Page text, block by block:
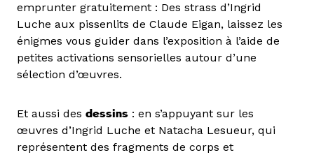
emprunter gratuitement : Des strass d’Ingrid
Luche aux pissenlits de Claude Eigan, laissez les
énigmes vous guider dans l’exposition à l’aide de
petites activations sensorielles autour d’une
sélection d’œuvres.
Et aussi des dessins : en s’appuyant sur les
œuvres d’Ingrid Luche et Natacha Lesueur, qui
représentent des fragments de corps et